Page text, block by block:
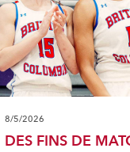
8/5/2026
DES FINS DE